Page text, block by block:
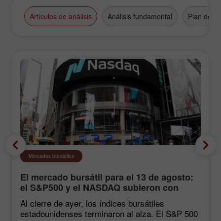
Artículos de análisis Análisis fundamental Plan de
Mercados bursátiles
El mercado bursátil para el 13 de agosto:
el S&P500 y el NASDAQ subieron con
fuerza tras las estadísticas de inflación
Al cierre de ayer, los índices bursátiles
estadounidenses terminaron al alza. El S&P 500